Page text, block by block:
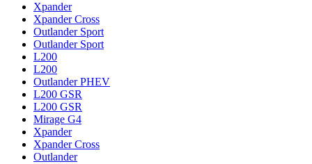
Xpander
Xpander Cross
Outlander Sport
Outlander Sport
L200
L200
Outlander PHEV
L200 GSR
L200 GSR
Mirage G4
Xpander
Xpander Cross
Outlander